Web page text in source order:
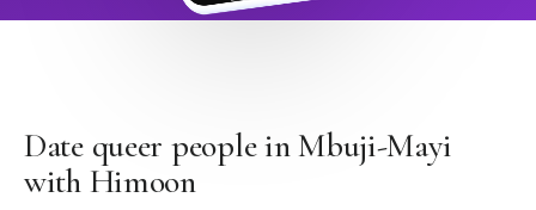
Date queer people in Mbuji-Mayi
with Himoon